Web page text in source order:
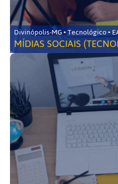
Divinópolis-MG
MÍDIAS SOCIAIS